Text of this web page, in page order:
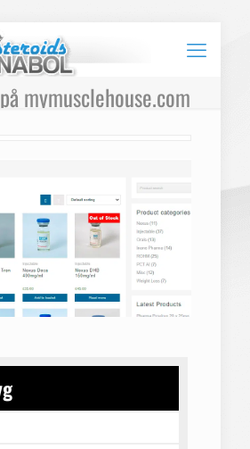
mymusclehouse.com